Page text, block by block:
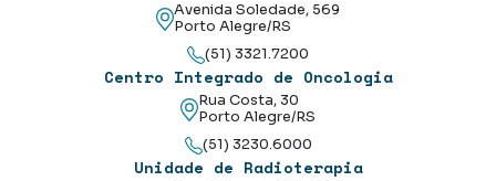
Avenida Soledade, 569
Porto Alegre/RS
(51) 3321.7200
Centro Integrado de Oncologia
Rua Costa, 30
Porto Alegre/RS
(51) 3230.6000
Unidade de Radioterapia